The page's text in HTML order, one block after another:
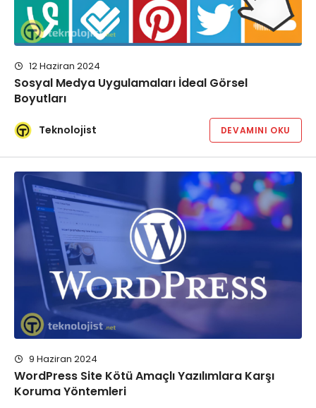
12 Haziran 2024
Sosyal Medya Uygulamaları İdeal Görsel
Boyutları
Teknolojist DEVAMINI OKU
9 Haziran 2024
WordPress Site Kötü Amaçlı Yazılımlara Karşı
Koruma Yöntemleri